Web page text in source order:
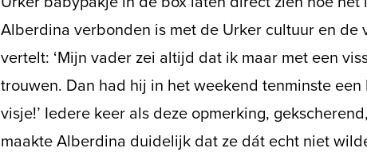
Alberdina verbonden is met de Urker cultuur en de
vertelt: ‘Mijn vader zei altijd dat ik maar met een
trouwen. Dan had hij in het weekend tenminste
visje!’ Iedere keer als deze opmerking,
maakte Alberdina duidelijk dat ze dát echt niet